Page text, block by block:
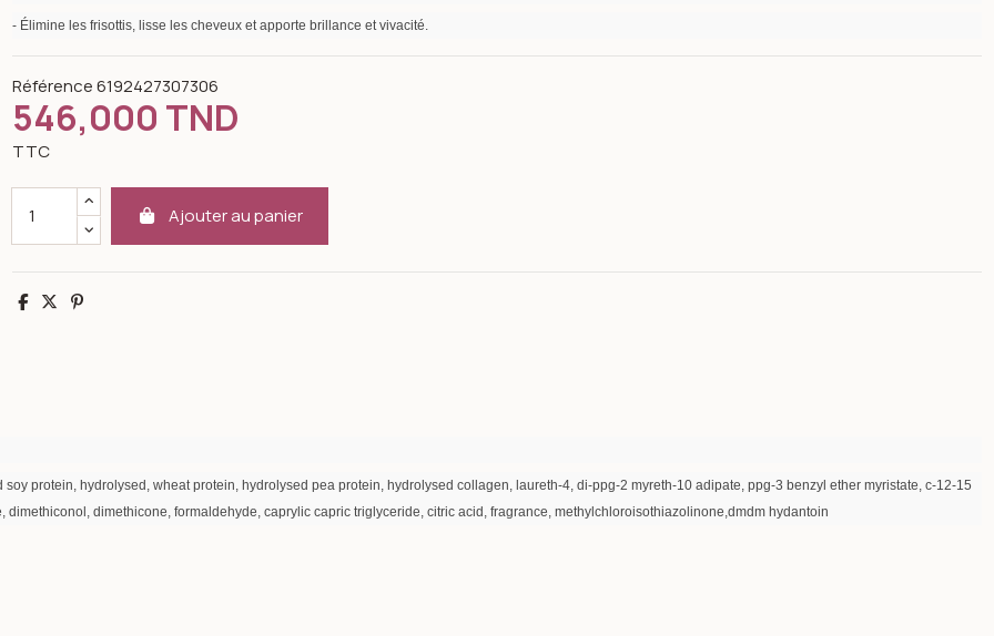
image gallery for K-reine Protein keratin smoothing therapy 1000 ml
- Élimine les frisottis, lisse les cheveux et apporte brillance et vivacité.
Référence 6192427307306
546,000 TND
TTC
Ajouter au panier
Partager
TweetPinterest
protein, hydrolysed, wheat protein, hydrolysed pea protein, hydrolysed collagen, laureth-4, di-ppg-2 myreth-10 adipate, ppg-3 benzyl ether myristate, c-12-15
dimethicone, formaldehyde, caprylic capric triglyceride, citric acid, fragrance, methylchloroisothiazolinone,dmdm hydantoin